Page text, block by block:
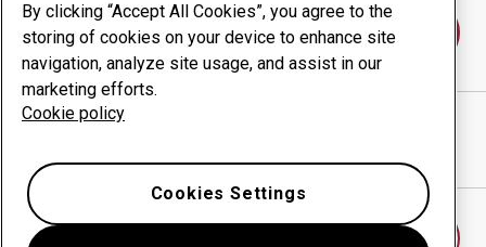
Fale conosco
SERGIO CORETTI SRL
By clicking “Accept All Cookies”, you agree to the
storing of cookies on your device to enhance site
navigation, analyze site usage, and assist in our
marketing efforts.
Cookie policy
Cookies Settings